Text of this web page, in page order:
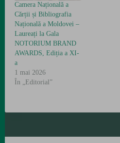
Camera Națională a
Cărții și Bibliografia
Națională a Moldovei –
Laureați la Gala
NOTORIUM BRAND
AWARDS, Ediția a XI-
a
1 mai 2026
În „Editorial”